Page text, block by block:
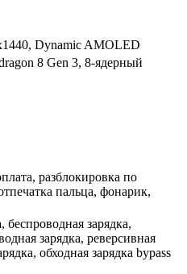
Dynamic AMOLED
8 Gen 3, 8-ядерный
разблокировка по
пальца, фонарик,
беспроводная зарядка,
зарядка, реверсивная
обходная зарядка bypass